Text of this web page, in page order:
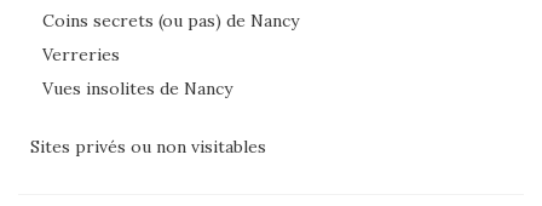
Coins secrets (ou pas) de Nancy
Verreries
Vues insolites de Nancy
Sites privés ou non visitables